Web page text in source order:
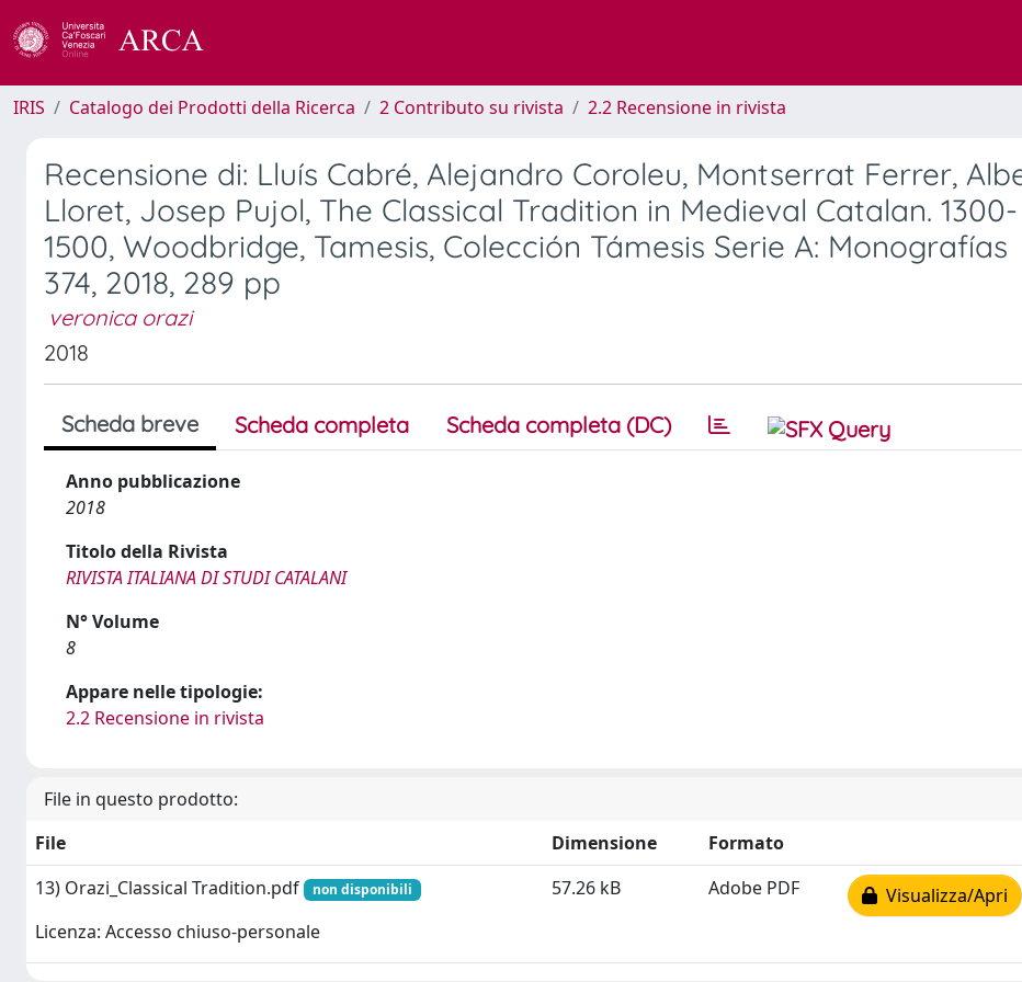
IRIS Catalogo dei Prodotti della Ricerca 2 Contributo su rivista 2.2 Recensione in rivista
Recensione di: Lluís Cabré, Alejandro Coroleu, Montserrat Ferrer,
Lloret, Josep Pujol, The Classical Tradition in Medieval Catalan. 1300-
1500, Woodbridge, Tamesis, Colección Támesis Serie A: Monografías
374, 2018, 289 pp
veronica orazi
2018
Scheda breve Scheda completa Scheda completa (DC)
Anno pubblicazione
2018
Titolo della Rivista
RIVISTA ITALIANA DI STUDI CATALANI
N° Volume
8
Appare nelle tipologie:
2.2 Recensione in rivista
File in questo prodotto:
File
Dimensione
Formato
13) Orazi_Classical Tradition.pdf
non disponibili
Licenza: Accesso chiuso-personale
57.26 kB Adobe PDF Visualizza/Apri